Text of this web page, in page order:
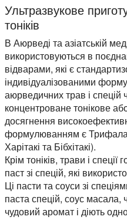
Ультразвукове
тоніків
В Аюрведі та азіатській
використовуються в
відварами, які є
індивідуалізованими
аюрведичних трав і спецій
концентроване тонікове
досягнення
формулюванням є Трифала,
Харітакі та Бібхітакі).
Крім тоніків, трави і
паст зі спецій, які
Ці пасти та соуси зі
паста спецій, соус
чудовий аромат і діють